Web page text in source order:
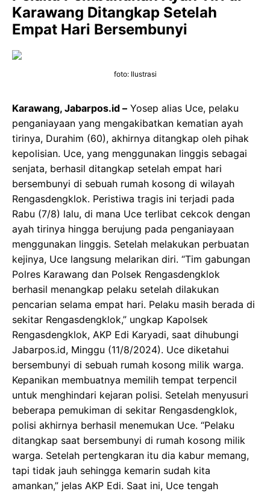
Karawang Ditangkap Setelah
Empat Hari Bersembunyi
foto: Ilustrasi
Karawang, Jabarpos.id – Yosep alias Uce, pelaku
penganiayaan yang mengakibatkan kematian ayah
tirinya, Durahim (60), akhirnya ditangkap oleh pihak
kepolisian. Uce, yang menggunakan linggis sebagai
senjata, berhasil ditangkap setelah empat hari
bersembunyi di sebuah rumah kosong di wilayah
Rengasdengklok. Peristiwa tragis ini terjadi pada
Rabu (7/8) lalu, di mana Uce terlibat cekcok dengan
ayah tirinya hingga berujung pada penganiayaan
menggunakan linggis. Setelah melakukan perbuatan
kejinya, Uce langsung melarikan diri. “Tim gabungan
Polres Karawang dan Polsek Rengasdengklok
berhasil menangkap pelaku setelah dilakukan
pencarian selama empat hari. Pelaku masih berada di
sekitar Rengasdengklok,” ungkap Kapolsek
Rengasdengklok, AKP Edi Karyadi, saat dihubungi
Jabarpos.id, Minggu (11/8/2024). Uce diketahui
bersembunyi di sebuah rumah kosong milik warga.
Kepanikan membuatnya memilih tempat terpencil
untuk menghindari kejaran polisi. Setelah menyusuri
beberapa pemukiman di sekitar Rengasdengklok,
polisi akhirnya berhasil menemukan Uce. “Pelaku
ditangkap saat bersembunyi di rumah kosong milik
warga. Setelah pertengkaran itu dia kabur memang,
tapi tidak jauh sehingga kemarin sudah kita
amankan,” jelas AKP Edi. Saat ini, Uce tengah